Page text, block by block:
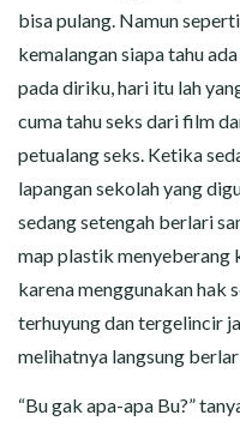
bisa pulang. Namun
kemalangan siapa tahu
pada diriku, hari itu lah
cuma tahu seks dari film
petualang seks. Ketika
lapangan sekolah yang
sedang setengah berlari
map plastik menyeberang
karena menggunakan hak
terhuyung dan tergelincir
melihatnya langsung
“Bu gak apa-apa Bu?”